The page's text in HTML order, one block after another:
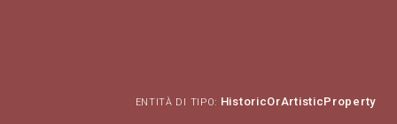
ENTITÀ DI TIPO: HistoricOrArtisticProperty